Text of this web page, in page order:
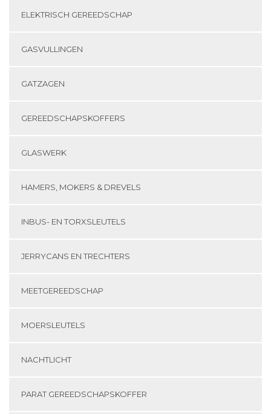
ELEKTRISCH GEREEDSCHAP
GASVULLINGEN
GATZAGEN
GEREEDSCHAPSKOFFERS
GLASWERK
HAMERS, MOKERS & DREVELS
INBUS- EN TORXSLEUTELS
JERRYCANS EN TRECHTERS
MEETGEREEDSCHAP
MOERSLEUTELS
NACHTLICHT
PARAT GEREEDSCHAPSKOFFER